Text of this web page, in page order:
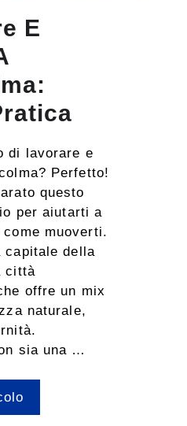
E
di lavorare e
Perfetto!
questo
per aiutarti a
muoverti.
capitale della
città
offre un mix
naturale,
sia una …